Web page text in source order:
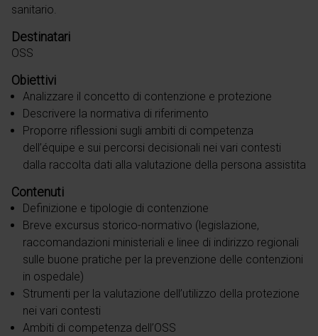
sanitario.
Destinatari
OSS
Obiettivi
Analizzare il concetto di contenzione e protezione
Descrivere la normativa di riferimento
Proporre riflessioni sugli ambiti di competenza
dell’équipe e sui percorsi decisionali nei vari contesti
dalla raccolta dati alla valutazione della persona assistita
Contenuti
Definizione e tipologie di contenzione
Breve excursus storico-normativo (legislazione,
raccomandazioni ministeriali e linee di indirizzo regionali
sulle buone pratiche per la prevenzione delle contenzioni
in ospedale)
Strumenti per la valutazione dell’utilizzo della protezione
nei vari contesti
Ambiti di competenza dell’OSS